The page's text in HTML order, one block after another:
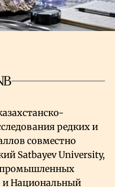
редких и
совместно
Satbayev University,
промышленных
и Национальный